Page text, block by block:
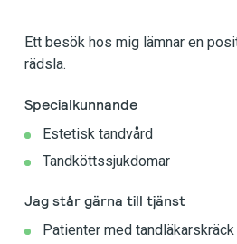
Ett besök hos mig lämnar en
rädsla.
Specialkunnande
Estetisk tandvård
Tandköttssjukdomar
Jag står gärna till tjänst
Patienter med tandläkarskräck